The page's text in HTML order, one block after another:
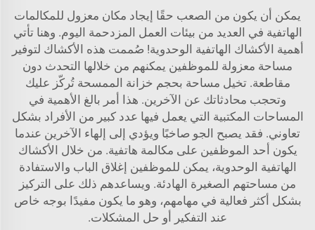
يمكن أن يكون من الصعب حقًا إيجاد مكان معزول للمكالمات
الهاتفية في العديد من بيئات العمل المزدحمة اليوم. وهنا تأتي
أهمية الأكشاك الهاتفية الوحدوية! صُممت هذه الأكشاك لتوفير
مساحة معزولة للموظفين يمكنهم من خلالها التحدث دون
مقاطعة. تخيل مساحة بحجم خزانة الممسحة تُركّز عليك
وتحجب محادثاتك عن الآخرين. هذا أمر بالغ الأهمية في
المساحات المكتبية التي يعمل فيها عدد كبير من الأفراد بشكل
تعاوني. فقد يصبح الجو صاخبًا ويؤدي إلى إلهاء الآخرين عندما
يكون أحد الموظفين على مكالمة هاتفية. من خلال الأكشاك
الهاتفية الوحدوية، يمكن للموظفين إغلاق الباب والاستفادة
من مساحتهم الصغيرة الهادئة. ويساعدهم ذلك على التركيز
بشكل أكثر فعالية في مهامهم، وهو ما يكون مفيدًا بوجه خاص
عند التفكير أو حل المشكلات.